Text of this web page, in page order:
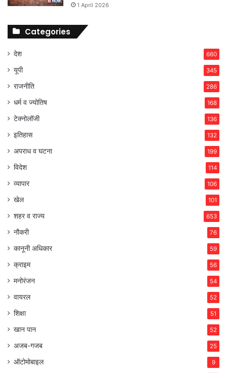
1 April 2026
Categories
देश 660
यूपी 345
राजनीति 286
धर्म व ज्योतिष 168
टेक्नोलॉजी 136
इतिहास 132
अपराध व घटना 199
विदेश 114
व्यापार 106
खेल 101
शहर व राज्य 653
नौकरी 76
कानूनी अधिकार 59
क्राइम 56
मनोरंजन 54
वायरल 52
शिक्षा 51
खान पान 52
अजब-गजब 25
ऑटोमोबाइल 9